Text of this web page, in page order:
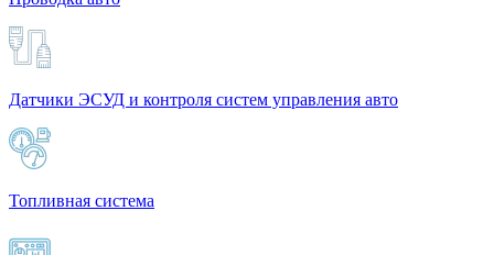
Датчики ЭСУД и контроля систем управления авто
Топливная система